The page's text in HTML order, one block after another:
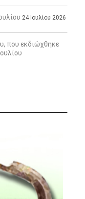
24 Ιουλίου 2026
που εκδιώχθηκε